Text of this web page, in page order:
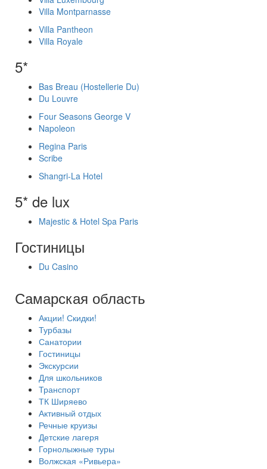
Villa Montparnasse
Villa Pantheon
Villa Royale
5*
Bas Breau (Hostellerie Du)
Du Louvre
Four Seasons George V
Napoleon
Regina Paris
Scribe
Shangri-La Hotel
5* de lux
Majestic & Hotel Spa Paris
Гостиницы
Du Casino
Самарская область
Акции! Скидки!
Турбазы
Санатории
Гостиницы
Экскурсии
Для школьников
Транспорт
ТК Ширяево
Активный отдых
Речные круизы
Детские лагеря
Горнолыжные туры
Волжская «Ривьера»